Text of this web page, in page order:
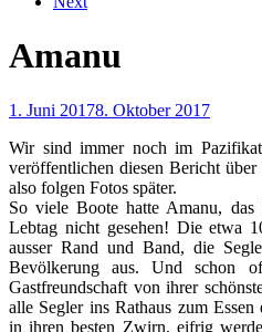
Amanu
1. Juni 20178. Oktober 2017
Wir sind immer noch im
veröffentlichen diesen Bericht
also folgen Fotos später.
So viele Boote hatte Amanu, das
Lebtag nicht gesehen! Die etwa
ausser Rand und Band, die
Bevölkerung aus. Und schon
Gastfreundschaft von ihrer
alle Segler ins Rathaus zum
in ihren besten Zwirn, eifrig